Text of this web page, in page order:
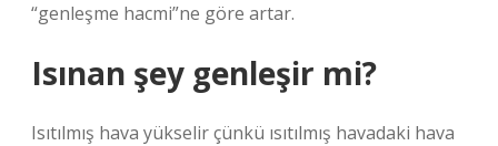
“genleşme hacmi”ne göre artar.
Isınan şey genleşir mi?
Isıtılmış hava yükselir çünkü ısıtılmış havadaki hava